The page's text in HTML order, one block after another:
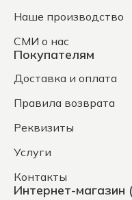
Наше производство
СМИ о нас
Покупателям
Доставка и оплата
Правила возврата
Реквизиты
Услуги
Контакты
Интернет-магазин